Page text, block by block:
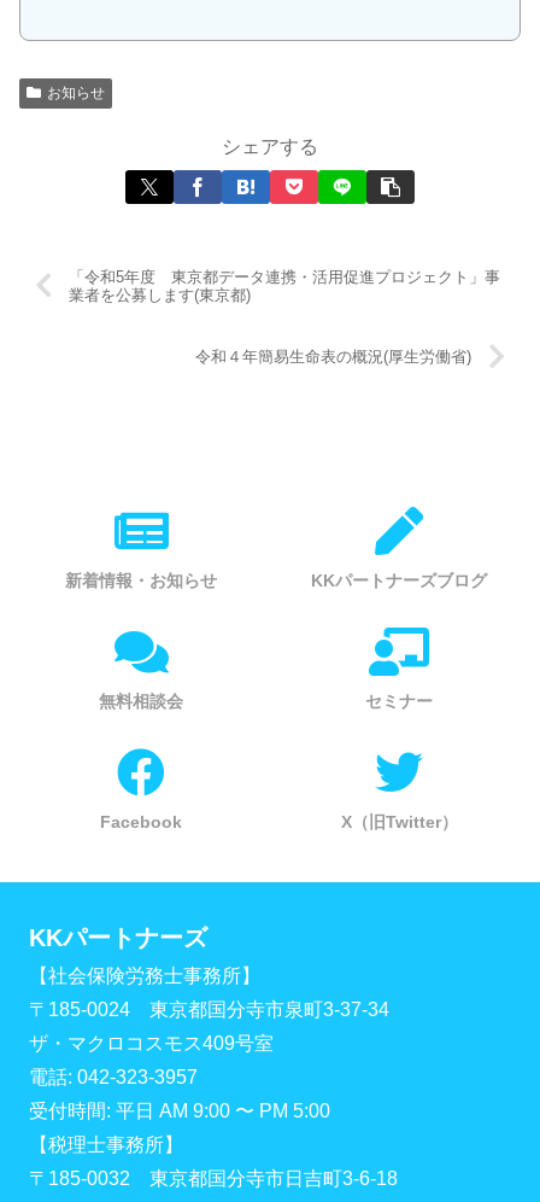
お知らせ
シェアする
「令和5年度 東京都データ連携・活用促進プロジェクト」事
業者を公募します(東京都)
令和４年簡易生命表の概況(厚生労働省)
新着情報・お知らせ KKパートナーズブログ
無料相談会 セミナー
Facebook X（旧Twitter）
KKパートナーズ
【社会保険労務士事務所】
〒185-0024 東京都国分寺市泉町3-37-34
ザ・マクロコスモス409号室
電話: 042-323-3957
受付時間: 平日 AM 9:00 〜 PM 5:00
【税理士事務所】
〒185-0032 東京都国分寺市日吉町3-6-18